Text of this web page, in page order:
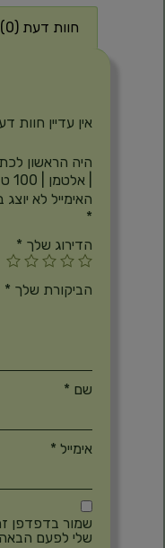
חוות דעת (0)
אין עדיין חוות
היה הראשון
| אלטמן | 100 טבליות”
האימייל לא
*
הדירוג שלך *
הביקורת שלך *
שם *
אימייל *
שמור בדפדפן
שלי לפעם